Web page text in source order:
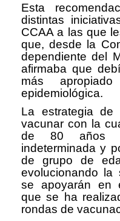
Esta
distintas
CCAA a las que
que, desde la
dependiente del
afirmaba que
más
epidemiológica.
La estrategia de
vacunar con la
de 80 años
indeterminada y
de grupo de
evolucionando la
se apoyarán en
que se ha
rondas de